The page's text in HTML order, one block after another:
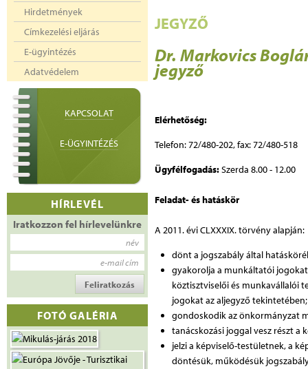
Hirdetmények
Címkezelési eljárás
E-ügyintézés
Adatvédelem
KAPCSOLAT
E-ÜGYINTÉZÉS
HÍRLEVÉL
Iratkozzon fel hírlevelünkre
név
e-mail cím
FOTÓ GALÉRIA
JEGYZŐ
Dr. Markovics
jegyző
Elérhetőség:
Telefon: 72/480-202, fax: 72/480-518
Ügyfélfogadás:Szerda 8.00 - 12.00
Feladat- és hatáskör
A 2011. évi CLXXXIX. törvény alapján:
dönt a jogszabály által
gyakorolja a munkáltatói
köztisztviselői és munkavállalói
jogokat az aljegyző tekintetében;
gondoskodik az önkormányzat
tanácskozási joggal vesz részt
jelzi a képviselő-testületnek, a
döntésük, működésük